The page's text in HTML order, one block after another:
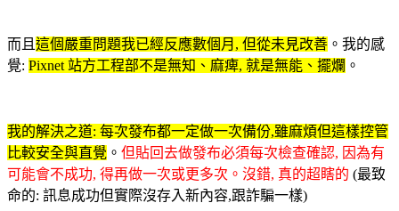
而且 這個嚴重問題我已經反應數個月, 但從未見改善 。我的感
覺: Pixnet 站方工程部不是無知、麻痺, 就是無能、擺爛 。
我的解決之道: 每次發布都一定做一次備份,雖麻煩但這樣控管
比較安全與直覺 。 但貼回去做發布必須每次檢查確認, 因為有
可能會不成功, 得再做一次或更多次。沒錯, 真的超瞎的 (最致
命的: 訊息成功但實際沒存入新內容,跟詐騙一樣)